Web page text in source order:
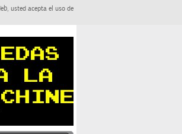
usted acepta el uso de